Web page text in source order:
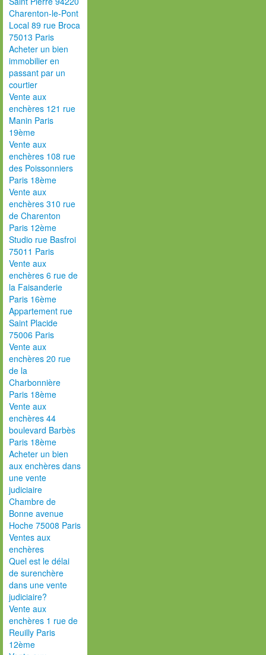
Charenton-le-Pont
Local 89 rue Broca
75013 Paris
Acheter un bien
immobilier en
passant par un
courtier
Vente aux
enchères 121 rue
Manin Paris
19ème
Vente aux
enchères 108 rue
des Poissonniers
Paris 18ème
Vente aux
enchères 310 rue
de Charenton
Paris 12ème
Studio rue Basfroi
75011 Paris
Vente aux
enchères 6 rue de
la Faisanderie
Paris 16ème
Appartement rue
Saint Placide
75006 Paris
Vente aux
enchères 20 rue
de la
Charbonnière
Paris 18ème
Vente aux
enchères 44
boulevard Barbès
Paris 18ème
Acheter un bien
aux enchères dans
une vente
judiciaire
Chambre de
Bonne avenue
Hoche 75008 Paris
Ventes aux
enchères
Quel est le délai
de surenchère
dans une vente
judiciaire?
Vente aux
enchères 1 rue de
Reuilly Paris
12ème